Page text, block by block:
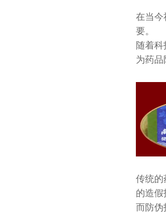
在当今
要。
随着科
为药品
传统的
的造假
而防伪